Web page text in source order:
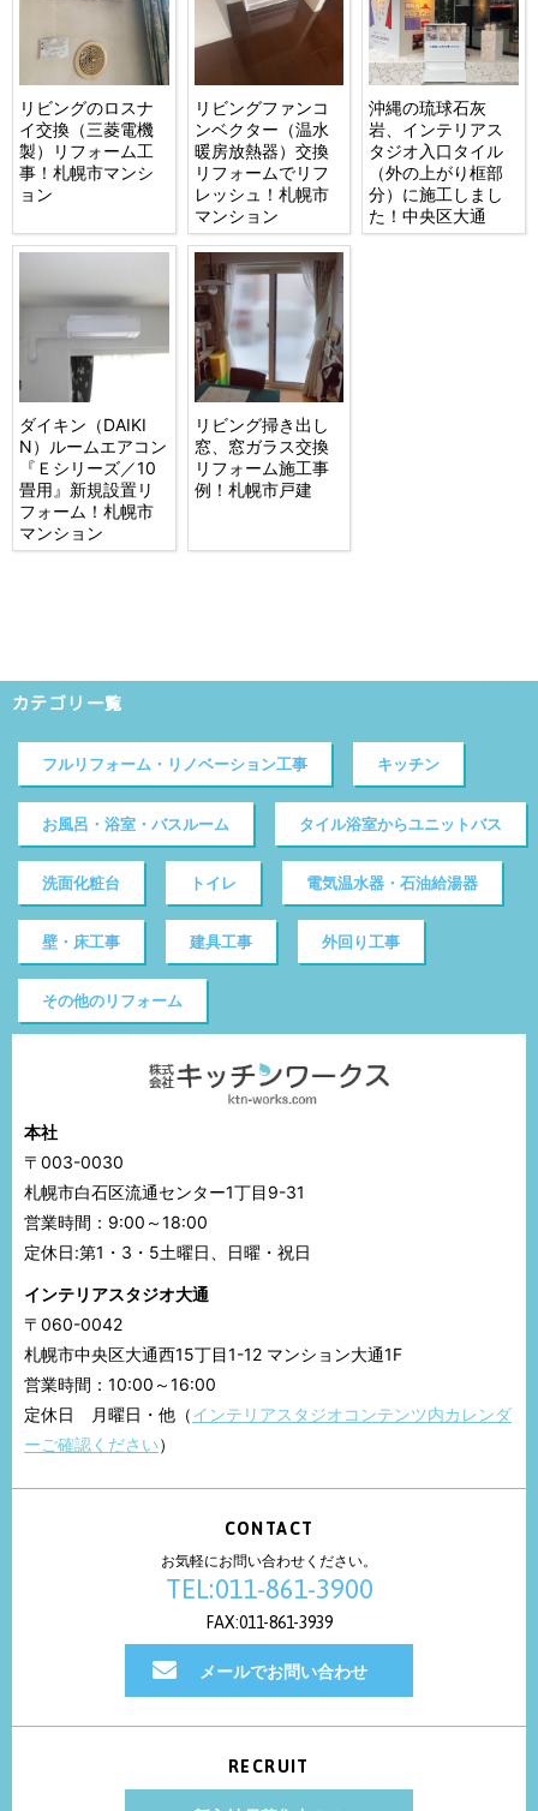
リビングのロスナ
イ交換（三菱電機
製）リフォーム工
事！札幌市マンシ
ョン
リビングファンコ
ンベクター（温水
暖房放熱器）交換
リフォームでリフ
レッシュ！札幌市
マンション
沖縄の琉球石灰
岩、インテリアス
タジオ入口タイル
（外の上がり框部
分）に施工しまし
た！中央区大通
ダイキン（DAIKI
N）ルームエアコン
『Ｅシリーズ／10
畳用』新規設置リ
フォーム！札幌市
マンション
リビング掃き出し
窓、窓ガラス交換
リフォーム施工事
例！札幌市戸建
カテゴリ一覧
フルリフォーム・リノベーション工事 キッチン
お風呂・浴室・バスルーム タイル浴室からユニットバス
洗面化粧台 トイレ 電気温水器・石油給湯器
壁・床工事 建具工事 外回り工事
その他のリフォーム
本社
〒003-0030
札幌市白石区流通センター1丁目9-31
営業時間：9:00～18:00
定休日:第1・3・5土曜日、日曜・祝日
インテリアスタジオ大通
〒060-0042
札幌市中央区大通西15丁目1-12 マンション大通1F
営業時間：10:00～16:00
定休日 月曜日・他（インテリアスタジオコンテンツ内カレンダ
ーご確認ください）
CONTACT
お気軽にお問い合わせください。
TEL:011-861-3900
FAX:011-861-3939
メールでお問い合わせ
RECRUIT